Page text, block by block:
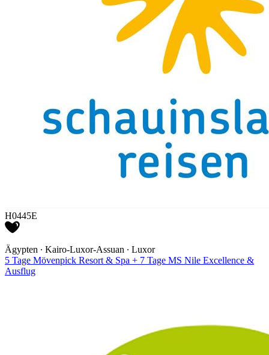
H0445E
Ägypten ∙ Kairo-Luxor-Assuan ∙ Luxor
5 Tage Mövenpick Resort & Spa + 7 Tage MS Nile Excellence &
Ausflug